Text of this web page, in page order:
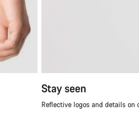
Stay seen
Reflective logos and details on